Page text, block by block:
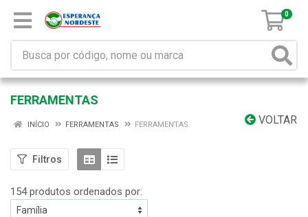
0
FERRAMENTAS
VOLTAR
INÍCIO FERRAMENTAS FERRAMENTAS
Filtros
154 produtos ordenados por: